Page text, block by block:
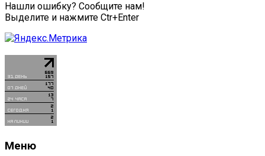
Нашли ошибку? Сообщите нам!
Выделите и нажмите Ctr+Enter
Меню